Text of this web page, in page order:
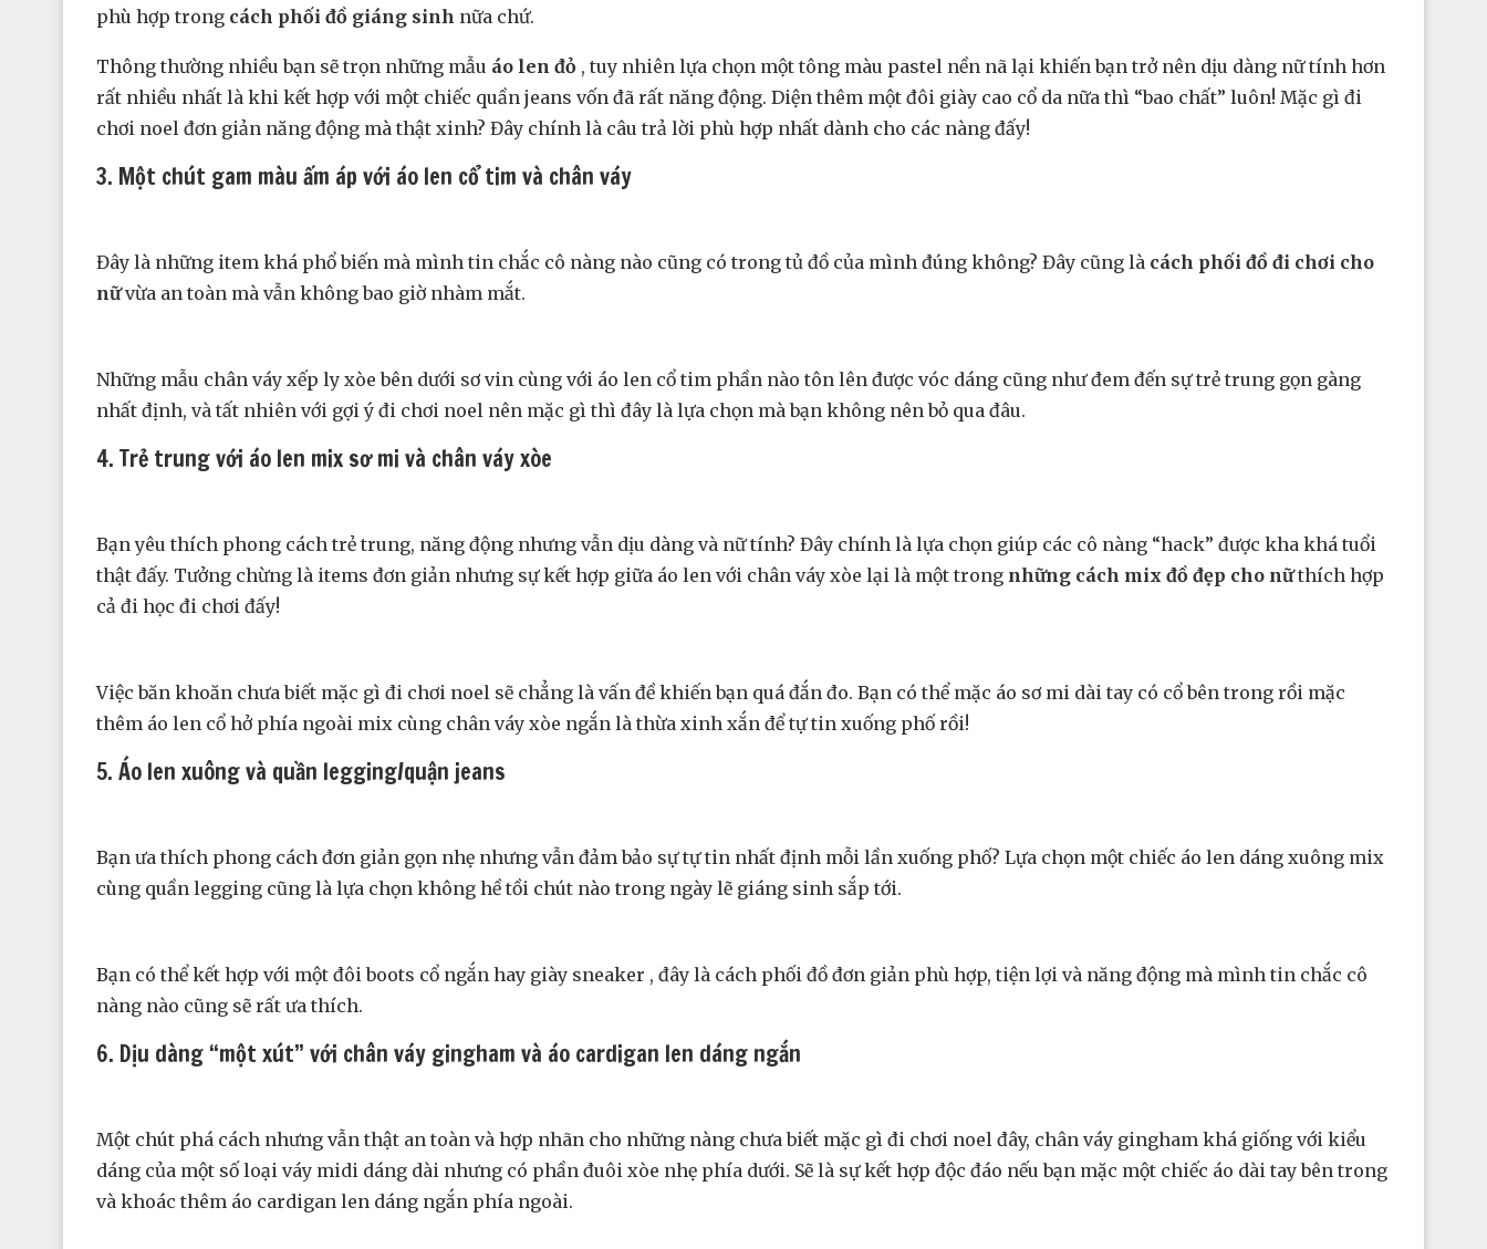
phù hợp trong cách phối đồ giáng sinh nữa chứ.
Thông thường nhiều bạn sẽ trọn những mẫu áo len đỏ , tuy nhiên lựa chọn một tông màu pastel nền nã lại khiến bạn trở nên dịu dàng nữ tính hơn
rất nhiều nhất là khi kết hợp với một chiếc quần jeans vốn đã rất năng động. Diện thêm một đôi giày cao cổ da nữa thì “bao chất” luôn! Mặc gì đi
chơi noel đơn giản năng động mà thật xinh? Đây chính là câu trả lời phù hợp nhất dành cho các nàng đấy!
3. Một chút gam màu ấm áp với áo len cổ tim và chân váy
Đây là những item khá phổ biến mà mình tin chắc cô nàng nào cũng có trong tủ đồ của mình đúng không? Đây cũng là cách phối đồ đi chơi cho
nữvừa an toàn mà vẫn không bao giờ nhàm mắt.
Những mẫu chân váy xếp ly xòe bên dưới sơ vin cùng với áo len cổ tim phần nào tôn lên được vóc dáng cũng như đem đến sự trẻ trung gọn gàng
nhất định, và tất nhiên với gợi ý đi chơi noel nên mặc gì thì đây là lựa chọn mà bạn không nên bỏ qua đâu.
4. Trẻ trung với áo len mix sơ mi và chân váy xòe
Bạn yêu thích phong cách trẻ trung, năng động nhưng vẫn dịu dàng và nữ tính? Đây chính là lựa chọn giúp các cô nàng “hack” được kha khá tuổi
thật đấy. Tưởng chừng là items đơn giản nhưng sự kết hợp giữa áo len với chân váy xòe lại là một trong những cách mix đồ đẹp cho nữthích hợp
cả đi học đi chơi đấy!
Việc băn khoăn chưa biết mặc gì đi chơi noel sẽ chẳng là vấn đề khiến bạn quá đắn đo. Bạn có thể mặc áo sơ mi dài tay có cổ bên trong rồi mặc
thêm áo len cổ hở phía ngoài mix cùng chân váy xòe ngắn là thừa xinh xắn để tự tin xuống phố rồi!
5. Áo len xuông và quần legging/quận jeans
Bạn ưa thích phong cách đơn giản gọn nhẹ nhưng vẫn đảm bảo sự tự tin nhất định mỗi lần xuống phố? Lựa chọn một chiếc áo len dáng xuông mix
cùng quần legging cũng là lựa chọn không hề tồi chút nào trong ngày lẽ giáng sinh sắp tới.
Bạn có thể kết hợp với một đôi boots cổ ngắn hay giày sneaker , đây là cách phối đồ đơn giản phù hợp, tiện lợi và năng động mà mình tin chắc cô
nàng nào cũng sẽ rất ưa thích.
6. Dịu dàng “một xút” với chân váy gingham và áo cardigan len dáng ngắn
Một chút phá cách nhưng vẫn thật an toàn và hợp nhãn cho những nàng chưa biết mặc gì đi chơi noel đây, chân váy gingham khá giống với kiểu
dáng của một số loại váy midi dáng dài nhưng có phần đuôi xòe nhẹ phía dưới. Sẽ là sự kết hợp độc đáo nếu bạn mặc một chiếc áo dài tay bên trong
và khoác thêm áo cardigan len dáng ngắn phía ngoài.